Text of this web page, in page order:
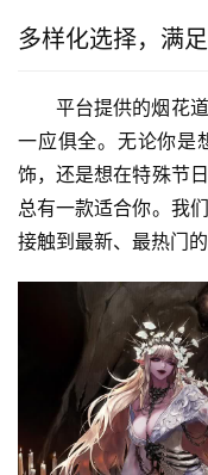
多样化选择，满
平台提供的烟花
一应俱全。无论你是
饰，还是想在特殊节
总有一款适合你。我
接触到最新、最热门的